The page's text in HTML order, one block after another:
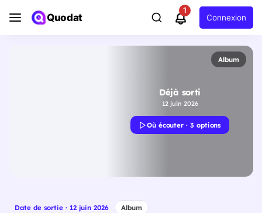
Quodat
1
Connexion
Album
Déjà sorti
12 juin 2026
Où écouter · 3 options
Date de sortie · 12 juin 2026 Album